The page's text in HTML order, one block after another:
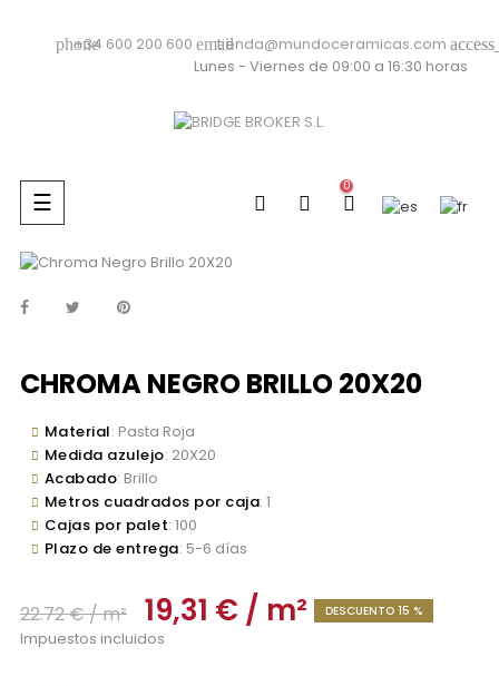
phone
+34 600 200 600 emailtienda@mundoceramicas.com
Lunes - Viernes de 09:00 a 16:30 horas
Navegación
de
palanca
☰
0
CHROMA NEGRO BRILLO 20X20
Material: Pasta Roja
Medida azulejo: 20X20
Acabado: Brillo
Metros cuadrados por caja: 1
Cajas por palet: 100
Plazo de entrega: 5-6 días
22.72 € / m² 19,31 € / m² DESCUENTO 15 %
Impuestos incluidos